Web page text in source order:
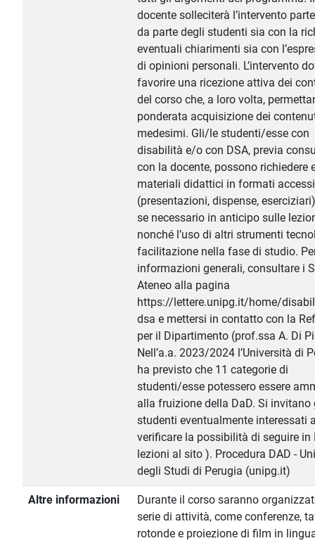
docente solleciterà l’intervento
da parte degli studenti sia con la
eventuali chiarimenti sia con
di opinioni personali. L’intervento
favorire una ricezione attiva dei
del corso che, a loro volta,
ponderata acquisizione dei
medesimi. Gli/le studenti/esse con
disabilità e/o con DSA, previa
con la docente, possono richiedere
materiali didattici in formati
(presentazioni, dispense,
se necessario in anticipo sulle
nonché l’uso di altri strumenti
facilitazione nella fase di studio.
informazioni generali, consultare i
Ateneo alla pagina
https://lettere.unipg.it/home/
dsa e mettersi in contatto con la
per il Dipartimento (prof.ssa A. Di
Nell’a.a. 2023/2024 l’Università di
ha previsto che 11 categorie di
studenti/esse potessero essere
alla fruizione della DaD. Si invitano
studenti eventualmente interessati
verificare la possibilità di seguire in
lezioni al sito ). Procedura DAD -
degli Studi di Perugia (unipg.it)
Altre informazioni
Durante il corso saranno
serie di attività, come conferenze,
rotonde e proiezione di film in